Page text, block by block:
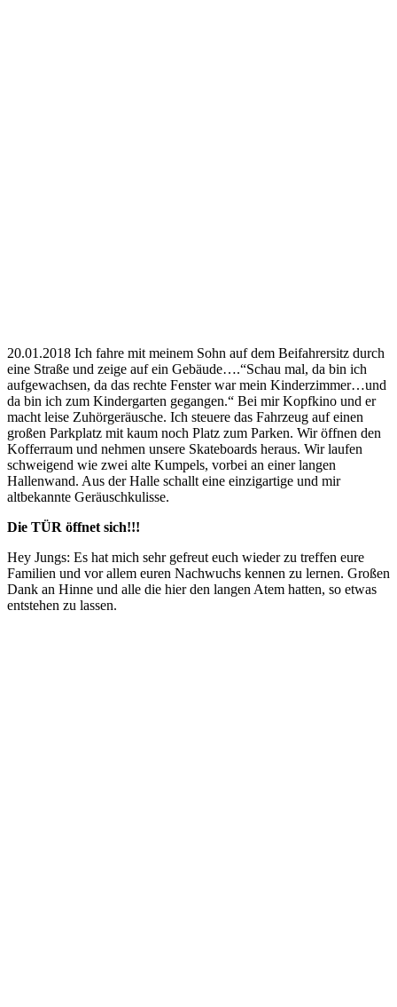
20.01.2018 Ich fahre mit meinem Sohn auf dem Beifahrersitz durch
eine Straße und zeige auf ein Gebäude….“Schau mal, da bin ich
aufgewachsen, da das rechte Fenster war mein Kinderzimmer…und
da bin ich zum Kindergarten gegangen.“ Bei mir Kopfkino und er
macht leise Zuhörgeräusche. Ich steuere das Fahrzeug auf einen
großen Parkplatz mit kaum noch Platz zum Parken. Wir öffnen den
Kofferraum und nehmen unsere Skateboards heraus. Wir laufen
schweigend wie zwei alte Kumpels, vorbei an einer langen
Hallenwand. Aus der Halle schallt eine einzigartige und mir
altbekannte Geräuschkulisse.
Die TÜR öffnet sich!!!
Hey Jungs: Es hat mich sehr gefreut euch wieder zu treffen eure
Familien und vor allem euren Nachwuchs kennen zu lernen. Großen
Dank an Hinne und alle die hier den langen Atem hatten, so etwas
entstehen zu lassen.